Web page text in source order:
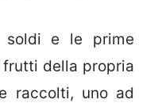
soldi e le prime
della propria
raccolti, uno ad